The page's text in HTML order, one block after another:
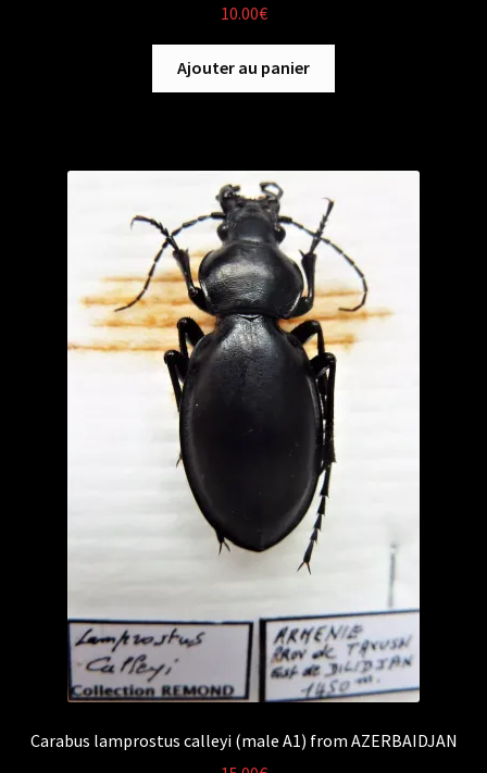
10.00€
Ajouter au panier
Carabus lamprostus calleyi (male A1) from AZERBAIDJAN